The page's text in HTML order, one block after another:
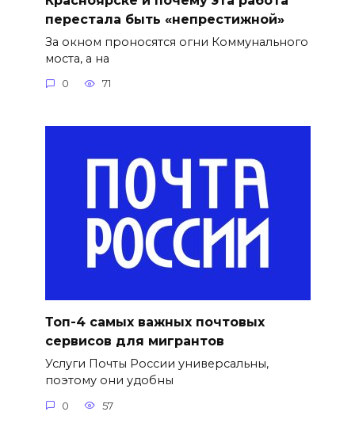
перестала быть «непрестижной»
За окном проносятся огни Коммунального
моста, а на
0 71
Топ-4 самых важных почтовых
сервисов для мигрантов
Услуги Почты России универсальны,
поэтому они удобны
0 57